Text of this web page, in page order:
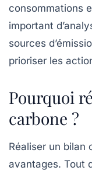
consommations
important
sources
prioriser les
Pourquoi
carbone ?
Réaliser un bilan
avantages. Tout